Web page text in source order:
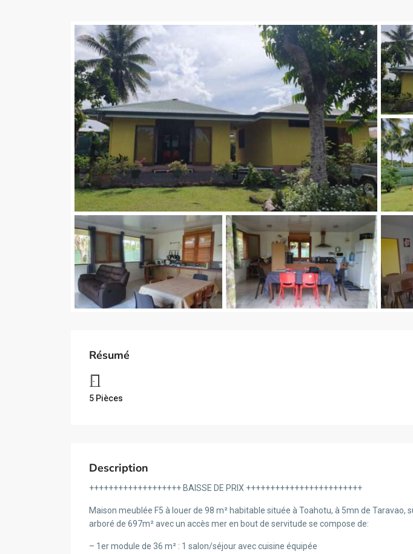
Résumé
5 Pièces
Description
+++++++++++++++++++ BAISSE DE PRIX ++++++++++++++++++++++++
Maison meublée F5 à louer de 98 m² habitable située à Toahotu, à 5mn de Taravao,
arboré de 697m² avec un accès mer en bout de servitude se compose de:
– 1er module de 36 m² : 1 salon/séjour avec cuisine équipée